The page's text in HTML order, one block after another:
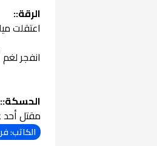
الرقة::
اعتقلت
انفجر
الحسكة::
مقتل أحد
الكاتب: